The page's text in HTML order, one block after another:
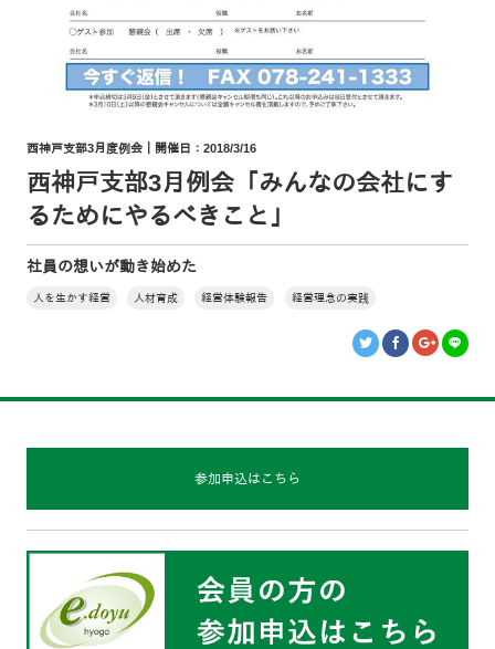
西神戸支部3月度例会｜開催日：2018/3/16
西神戸支部3月例会「みんなの会社にす
るためにやるべきこと」
社員の想いが動き始めた
人を生かす経営 人材育成 経営体験報告 経営理念の実践
参加申込はこちら